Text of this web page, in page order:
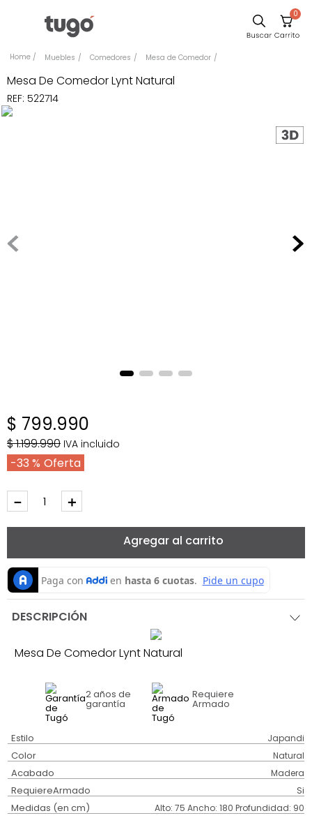
0
Muebles Comedores Mesa de Comedor
Mesa De Comedor Lynt Natural
REF: 522714
$ 799.990
$1.199.990 IVA incluido
33 %
＋
－
Agregar al carrito
DESCRIPCIÓN
Mesa De Comedor Lynt Natural
2 años de
garantía
Requiere
Armado
Estilo Japandi
Color Natural
Acabado Madera
RequiereArmado Si
Medidas (en cm) Alto: 75 Ancho: 180 Profundidad: 90
Comedor
Silla